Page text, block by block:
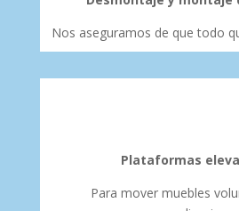
Nos aseguramos de que todo
Plataformas
Para mover muebles